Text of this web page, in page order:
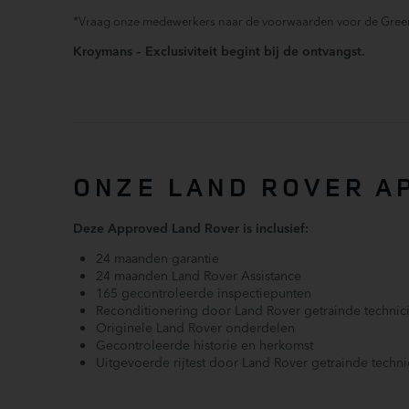
Keyless Entry (066AC)
LED Achterlichten (064EK)
Regensensor
Soft close achterdeur (070BC)
Stuurwiel multifunctioneel
Zij airbag(s) voor
*Vraag onze medewerkers naar de voorwaarden voor de
Kroymans – Exclusiviteit begint bij de ontvangst.
ONZE LAND ROVER
Deze Approved Land Rover is inclusief:
24 maanden garantie
24 maanden Land Rover Assistance
165 gecontroleerde inspectiepunten
Reconditionering door Land Rover getrainde technici
Originele Land Rover onderdelen
Gecontroleerde historie en herkomst
Uitgevoerde rijtest door Land Rover getrainde